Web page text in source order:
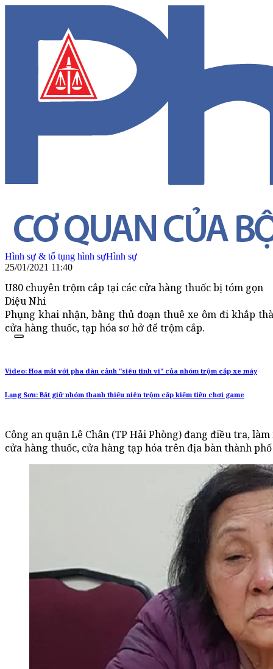
Hình sự & tố tụng hình sựHình sự
25/01/2021 11:40
U80 chuyên trộm cắp tại các cửa hàng thuốc bị tóm gọn
Diệu Nhi
Phụng khai nhận, bằng thủ đoạn thuê xe ôm đi khắp
cửa hàng thuốc, tạp hóa sơ hở để trộm cắp.
Video: Hoa mắt với pha dàn cảnh "siêu tinh vi" của nhóm trộm cắp xe máy
Lạng Sơn: Bắt giữ nhóm thanh thiếu niên trộm cắp kiếm tiền chơi game
Công an quận Lê Chân (TP Hải Phòng) đang điều tra,
cửa hàng thuốc, cửa hàng tạp hóa trên địa bàn thành